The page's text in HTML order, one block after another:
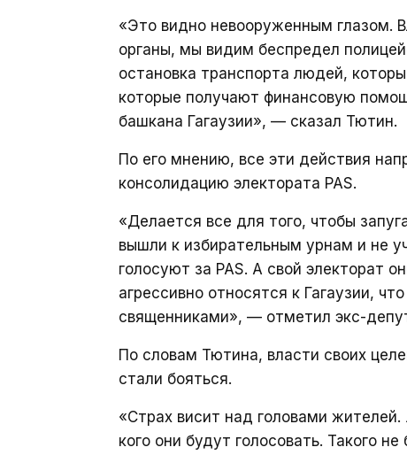
«Это видно невооруженным глазом.
органы, мы видим беспредел
остановка транспорта людей,
которые получают финансовую
башкана Гагаузии», — сказал Тютин.
По его мнению, все эти действия
консолидацию электората PAS.
«Делается все для того, чтобы
вышли к избирательным урнам и не
голосуют за PAS. А свой электорат
агрессивно относятся к Гагаузии,
священниками», — отметил экс-
По словам Тютина, власти своих
стали бояться.
«Страх висит над головами
кого они будут голосовать. Такого